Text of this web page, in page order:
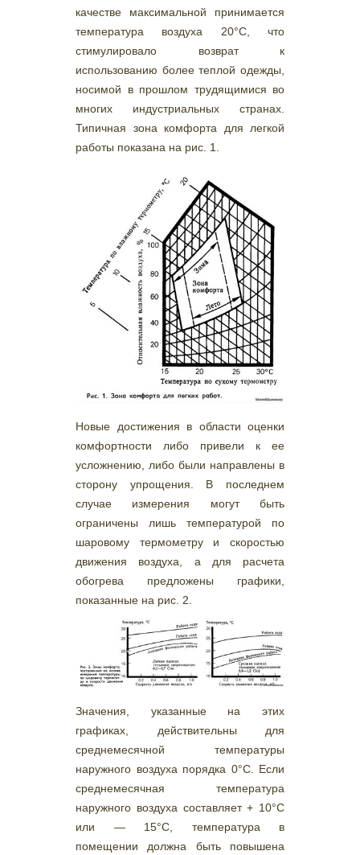
качестве максимальной принимается
температура воздуха 20°С, что
стимулировало возврат к
использованию более теплой одежды,
носимой в прошлом трудящимися во
многих индустриальных странах.
Типичная зона комфорта для легкой
работы показана на рис. 1.
Новые достижения в области оценки
комфортности либо привели к ее
усложнению, либо были направлены в
сторону упрощения. В последнем
случае измерения могут быть
ограничены лишь температурой по
шаровому термометру и скоростью
движения воздуха, а для расчета
обогрева предложены графики,
показанные на рис. 2.
Значения, указанные на этих
графиках, действительны для
среднемесячной температуры
наружного воздуха порядка 0°С. Если
среднемесячная температура
наружного воздуха составляет + 10°С
или — 15°С, температура в
помещении должна быть повышена